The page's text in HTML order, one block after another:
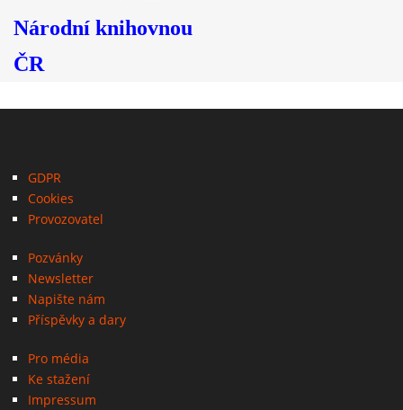
Národní knihovnou
ČR
GDPR
Cookies
Provozovatel
Pozvánky
Newsletter
Napište nám
Příspěvky a dary
Pro média
Ke stažení
Impressum